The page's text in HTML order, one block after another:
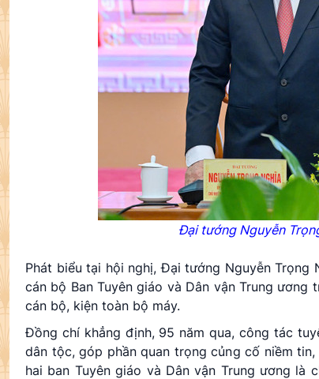
Đại tướng Nguyễn
Phát biểu tại hội nghị, Đại tướng Nguyễn
cán bộ Ban Tuyên giáo và Dân vận Trung
cán bộ, kiện toàn bộ máy.
Đồng chí khẳng định, 95 năm qua, công tác
dân tộc, góp phần quan trọng củng cố niềm
hai ban Tuyên giáo và Dân vận Trung ương